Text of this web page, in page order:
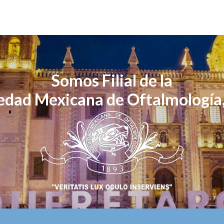
Somos Filial de la
Mexicana de